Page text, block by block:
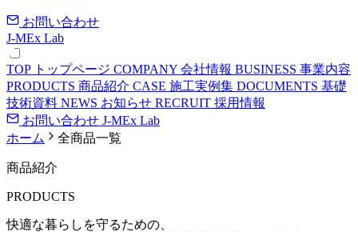
お問い合わせ
J-MEx Lab
TOP トップページ COMPANY 会社情報 BUSINESS 事業内容
PRODUCTS 商品紹介 CASE 施工実例集 DOCUMENTS 基礎
技術資料 NEWS お知らせ RECRUIT 採用情報
お問い合わせ J-MEx Lab
ホーム
全商品一覧
商品紹介
PRODUCTS
快適な暮らしを守るための、